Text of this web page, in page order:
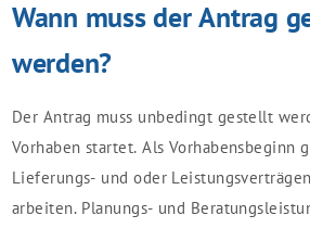
Wann muss der Antrag
werden?
Der Antrag muss unbedingt gestellt
Vorhaben startet. Als Vorhabens­beginn
Lieferungs- und oder
arbeiten. Planungs- und